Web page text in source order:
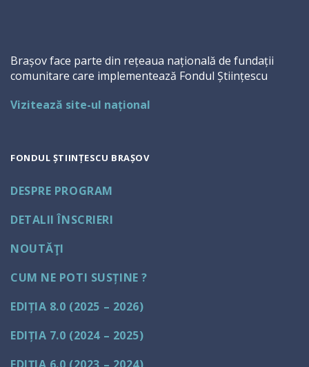
Brașov face parte din rețeaua națională de fundații
comunitare care implementează Fondul Științescu
Vizitează site-ul național
FONDUL ȘTIINȚESCU BRAȘOV
DESPRE PROGRAM
DETALII ÎNSCRIERI
NOUTĂŢI
CUM NE POTI SUSȚINE ?
EDIȚIA 8.0 (2025 – 2026)
EDIȚIA 7.0 (2024 – 2025)